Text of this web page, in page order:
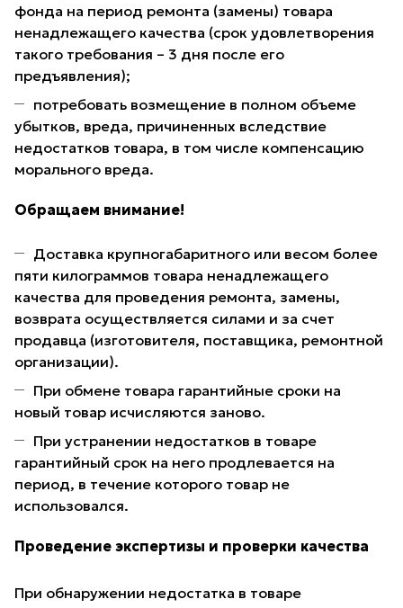
фонда на период ремонта (замены) товара
ненадлежащего качества (срок удовлетворения
такого требования – 3 дня после его
предъявления);
потребовать возмещение в полном объеме
убытков, вреда, причиненных вследствие
недостатков товара, в том числе компенсацию
морального вреда.
Обращаем внимание!
Доставка крупногабаритного или весом более
пяти килограммов товара ненадлежащего
качества для проведения ремонта, замены,
возврата осуществляется силами и за счет
продавца (изготовителя, поставщика, ремонтной
организации).
При обмене товара гарантийные сроки на
новый товар исчисляются заново.
При устранении недостатков в товаре
гарантийный срок на него продлевается на
период, в течение которого товар не
использовался.
Проведение экспертизы и проверки качества
При обнаружении недостатка в товаре